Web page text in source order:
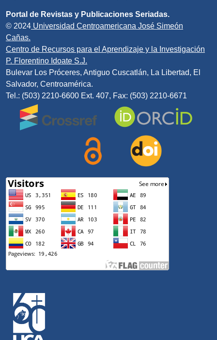
Portal de Revistas y Publicaciones Seriadas.
© 2024 Universidad Centroamericana José Simeón
Cañas.
Centro de Recursos para el Aprendizaje y la Investigación
P. Florentino Idoate S.J.
Bulevar Los Próceres, Antiguo Cuscatlán, La Libertad, El
Salvador, Centroamérica.
Tel.: (503) 2210-6600 Ext. 407, Fax: (503) 2210-6671